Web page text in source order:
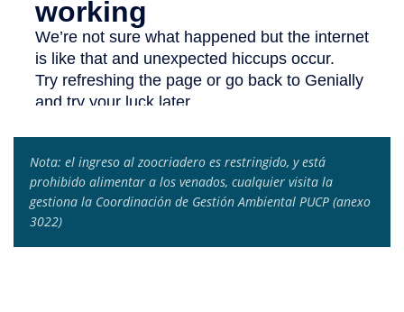
Nota: el ingreso al zoocriadero es restringido, y está
prohibido alimentar a los venados, cualquier visita la
gestiona la Coordinación de Gestión Ambiental PUCP (anexo
3022)